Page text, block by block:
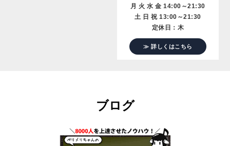
月 火 水 金 14:00～21:30
土 日 祝 13:00～21:30
定休日：木
≫ 詳しくはこちら
ブログ